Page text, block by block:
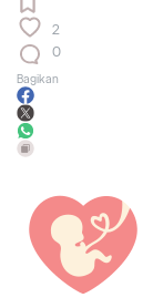
2
0
Bagikan